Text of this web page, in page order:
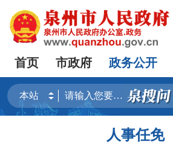
首页 市政府 政务公开
人事任免